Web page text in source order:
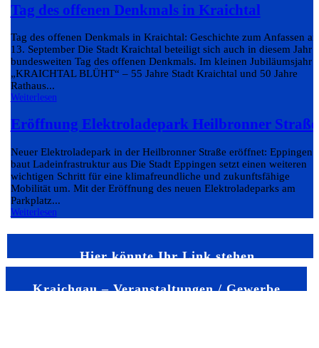
Tag des offenen Denkmals in Kraichtal
Tag des offenen Denkmals in Kraichtal: Geschichte zum Anfassen
13. September Die Stadt Kraichtal beteiligt sich auch in diesem Jahr
bundesweiten Tag des offenen Denkmals. Im kleinen Jubiläumsjahr
„KRAICHTAL BLÜHT“ – 55 Jahre Stadt Kraichtal und 50 Jahre
Rathaus...
Weiterlesen
Eröffnung Elektroladepark Heilbronner Straße
Neuer Elektroladepark in der Heilbronner Straße eröffnet: Eppingen
baut Ladeinfrastruktur aus Die Stadt Eppingen setzt einen weiteren
wichtigen Schritt für eine klimafreundliche und zukunftsfähige
Mobilität um. Mit der Eröffnung des neuen Elektroladeparks am
Parkplatz...
Weiterlesen
Hier könnte Ihr Link stehen
Kraichgau – Veranstaltungen / Gewerbe